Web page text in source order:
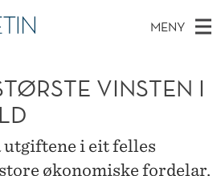
MENY
VINSTEN I
utgiftene i eit felles
økonomiske fordelar.